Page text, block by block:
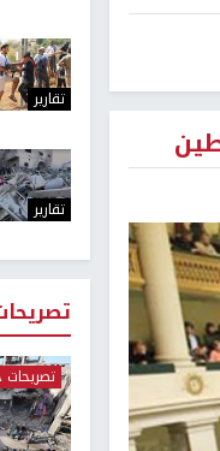
تقارير
تقارير